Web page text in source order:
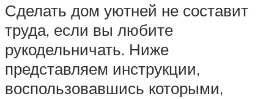
Сделать дом уютней не составит
труда, если вы любите
рукодельничать. Ниже
представляем инструкции,
воспользовавшись которыми,